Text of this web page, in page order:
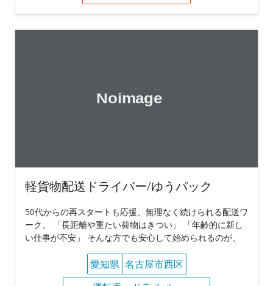
軽貨物配送ドライバー/ゆうパック
50代からの再スタートも応援、無理なく続けられる配送ワ
ーク。 「長距離や重たい荷物はきつい」 「年齢的に新し
い仕事が不安」 そんな方でも安心して始められるのが、
愛知県 名古屋市西区